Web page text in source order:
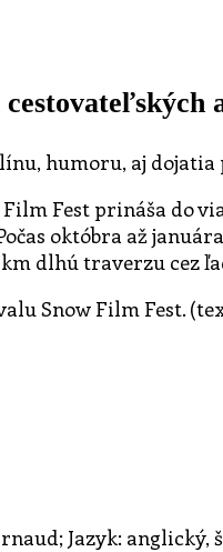
humoru, aj
Fest prináša do
októbra až
dlhú traverzu cez
Snow Film Fest.
Jazyk: anglický,